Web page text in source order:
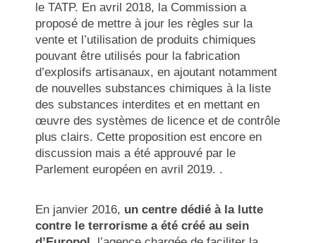
le TATP. En avril 2018, la Commission a
proposé de mettre à jour les règles sur la
vente et l’utilisation de produits chimiques
pouvant être utilisés pour la fabrication
d’explosifs artisanaux, en ajoutant notamment
de nouvelles substances chimiques à la liste
des substances interdites et en mettant en
œuvre des systèmes de licence et de contrôle
plus clairs. Cette proposition est encore en
discussion mais a été approuvé par le
Parlement européen en avril 2019. .
En janvier 2016, un centre dédié à la lutte
contre le terrorisme a été créé au sein